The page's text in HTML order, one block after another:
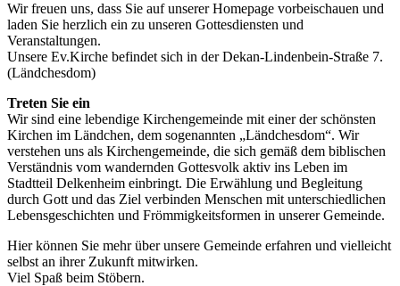
Wir freuen uns, dass Sie auf unserer Homepage vorbeischauen und
laden Sie herzlich ein zu unseren Gottesdiensten und
Veranstaltungen.
Unsere Ev.Kirche befindet sich in der Dekan-Lindenbein-Straße 7.
(Ländchesdom)
Treten Sie ein
Wir sind eine lebendige Kirchengemeinde mit einer der schönsten
Kirchen im Ländchen, dem sogenannten „Ländchesdom“. Wir
verstehen uns als Kirchengemeinde, die sich gemäß dem biblischen
Verständnis vom wandernden Gottesvolk aktiv ins Leben im
Stadtteil Delkenheim einbringt. Die Erwählung und Begleitung
durch Gott und das Ziel verbinden Menschen mit unterschiedlichen
Lebensgeschichten und Frömmigkeitsformen in unserer Gemeinde.
Hier können Sie mehr über unsere Gemeinde erfahren und vielleicht
selbst an ihrer Zukunft mitwirken.
Viel Spaß beim Stöbern.